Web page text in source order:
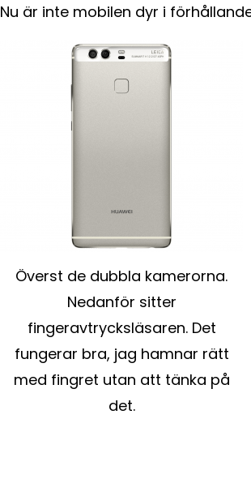
Nu är inte mobilen dyr i
Överst de dubbla kamerorna.
Nedanför sitter
fingeravtrycksläsaren. Det
fungerar bra, jag hamnar rätt
med fingret utan att tänka på
det.